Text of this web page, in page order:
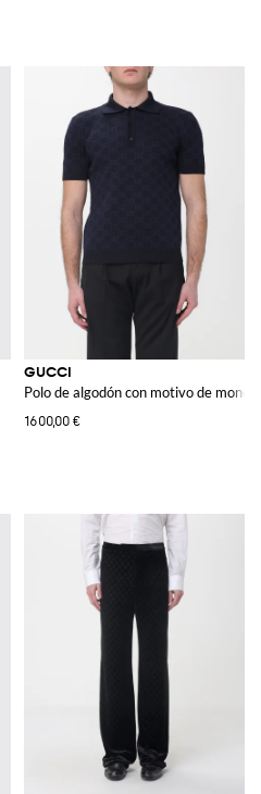
GUCCI
Polo de algodón con motivo de
1600,00 €